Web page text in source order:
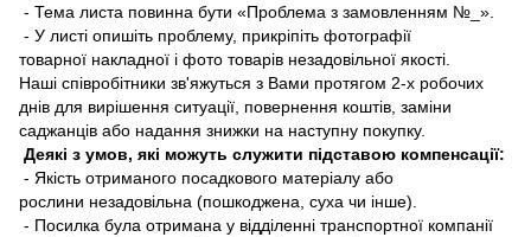
- Тема листа повинна бути «Проблема з замовленням №_».
- У листі опишіть проблему, прикріпіть фотографії
товарної накладної і фото товарів незадовільної якості.
Наші співробітники зв'яжуться з Вами протягом 2-х робочих
днів для вирішення ситуації, повернення коштів, заміни
саджанців або надання знижки на наступну покупку.
Деякі з умов, які можуть служити підставою компенсації:
- Якість отриманого посадкового матеріалу або
рослини незадовільна (пошкоджена, суха чи інше).
- Посилка була отримана у відділенні транспортної компанії